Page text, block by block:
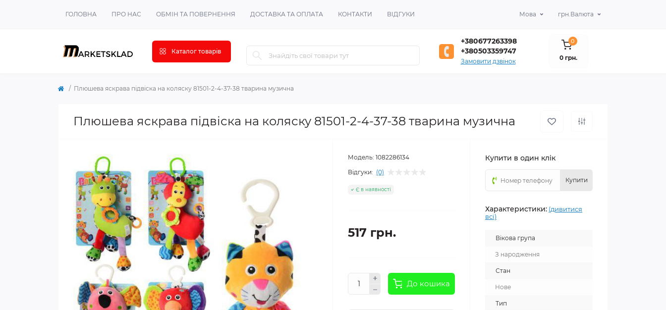
ГОЛОВНА ПРО НАС ОБМІН ТА ПОВЕРНЕННЯ ДОСТАВКА ТА ОПЛАТА КОНТАКТИ ВІДГУКИ Мова грн.Валюта
Каталог товарів
+380677263398
+380503359747
Замовити дзвінок
0
0 грн.
Плюшева яскрава підвіска на коляску 81501-2-4-37-38 тварина музична
Плюшева яскрава підвіска на коляску 81501-2-4-37-38 тварина музична
Модель: 1082286134
Відгуки: (0)
Є в наявності
517 грн.
До кошика
Купити в один клік
Купити
Характеристики: (дивитися
всі)
Вікова група
З народження
Стан
Нове
Тип